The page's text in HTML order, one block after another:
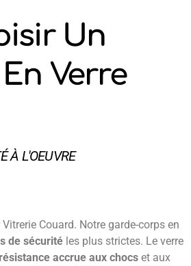
Un
Verre
À L'OEUVRE
Couard. Notre garde-corps en
de sécurité les plus strictes. Le verre
résistance accrue aux chocs et aux